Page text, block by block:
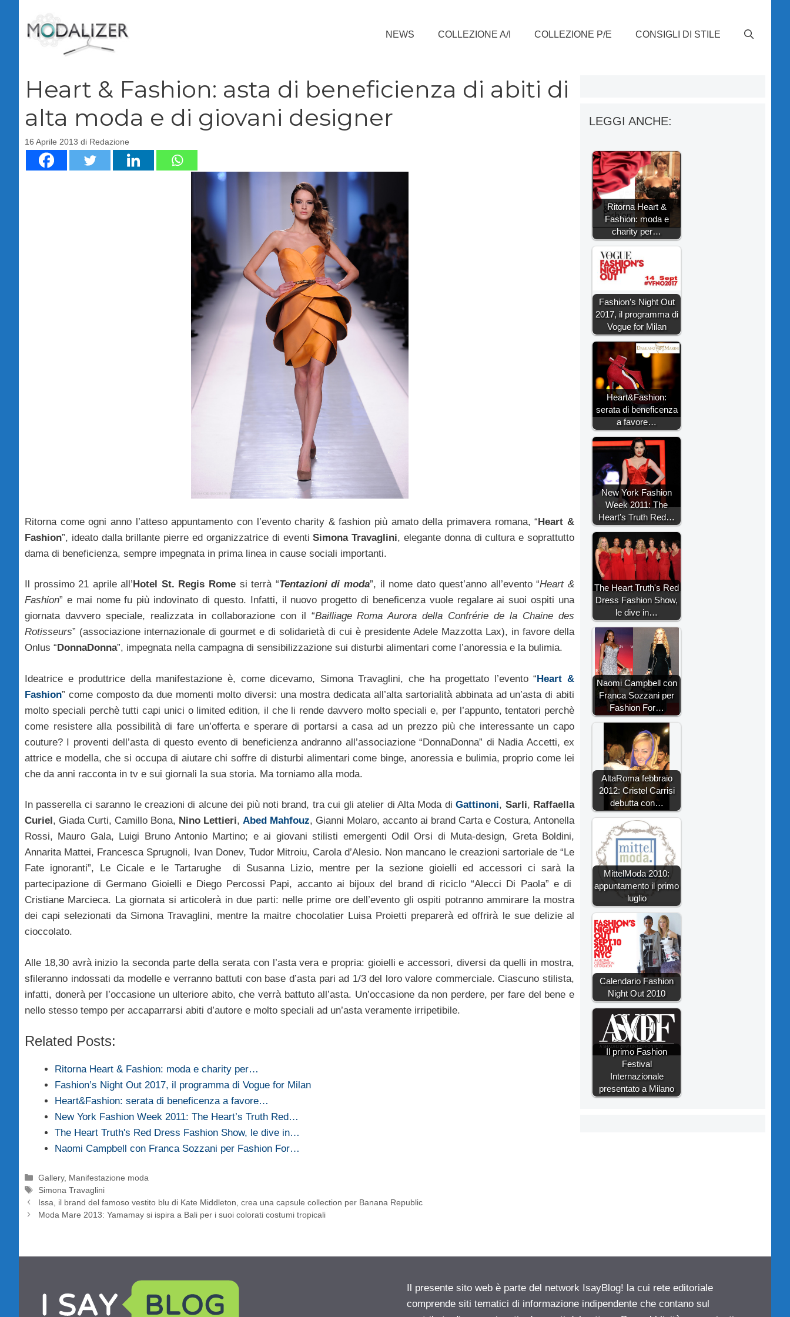
contenuto
NEWS COLLEZIONE A/I COLLEZIONE P/E CONSIGLI DI STILE
Heart & Fashion: asta di beneficienza di abiti di
alta moda e di giovani designer
16 Aprile 2013 di Redazione
Ritorna come ogni anno l’atteso appuntamento con l’evento charity & fashion più amato della primavera romana, “Heart &
Fashion”, ideato dalla brillante pierre ed organizzatrice di eventiSimona Travaglini, elegante donna di cultura e soprattutto
dama di beneficienza, sempre impegnata in prima linea in cause sociali importanti.
Il prossimo 21 aprile all’ Hotel St. Regis Rome si terrà “Tentazioni di moda”, il nome dato quest’anno all’evento “Heart &
Fashion” e mai nome fu più indovinato di questo. Infatti, il nuovo progetto di beneficenza vuole regalare ai suoi ospiti una
giornata davvero speciale, realizzata in collaborazione con il “Bailliage Roma Aurora della Confrérie de la Chaine des
Rotisseurs” (associazione internazionale di gourmet e di solidarietà di cui è presidente Adele Mazzotta Lax), in favore della
Onlus “ DonnaDonna”, impegnata nella campagna di sensibilizzazione sui disturbi alimentari come l’anoressia e la bulimia.
Ideatrice e produttrice della manifestazione è, come dicevamo, Simona Travaglini, che ha progettato l’evento “Heart &
Fashion” come composto da due momenti molto diversi: una mostra dedicata all’alta sartorialità abbinata ad un’asta di abiti
molto speciali perchè tutti capi unici o limited edition, il che li rende davvero molto speciali e, per l’appunto, tentatori perchè
come resistere alla possibilità di fare un’offerta e sperare di portarsi a casa ad un prezzo più che interessante un capo
couture? I proventi dell’asta di questo evento di beneficienza andranno all’associazione “DonnaDonna” di Nadia Accetti, ex
attrice e modella, che si occupa di aiutare chi soffre di disturbi alimentari come binge, anoressia e bulimia, proprio come lei
che da anni racconta in tv e sui giornali la sua storia. Ma torniamo alla moda.
In passerella ci saranno le creazioni di alcune dei più noti brand, tra cui gli atelier di Alta Moda diGattinoni, Sarli, Raffaella
Curiel , Giada Curti, Camillo Bona, Nino Lettieri, Abed Mahfouz, Gianni Molaro, accanto ai brand Carta e Costura, Antonella
Rossi, Mauro Gala, Luigi Bruno Antonio Martino; e ai giovani stilisti emergenti Odil Orsi di Muta-design, Greta Boldini,
Annarita Mattei, Francesca Sprugnoli, Ivan Donev, Tudor Mitroiu, Carola d’Alesio. Non mancano le creazioni sartoriale de “Le
Fate ignoranti”, Le Cicale e le Tartarughe di Susanna Lizio, mentre per la sezione gioielli ed accessori ci sarà la
partecipazione di Germano Gioielli e Diego Percossi Papi, accanto ai bijoux del brand di riciclo “Alecci Di Paola” e di
Cristiane Marcieca. La giornata si articolerà in due parti: nelle prime ore dell’evento gli ospiti potranno ammirare la mostra
dei capi selezionati da Simona Travaglini, mentre la maitre chocolatier Luisa Proietti preparerà ed offrirà le sue delizie al
cioccolato.
Alle 18,30 avrà inizio la seconda parte della serata con l’asta vera e propria: gioielli e accessori, diversi da quelli in mostra,
sfileranno indossati da modelle e verranno battuti con base d’asta pari ad 1/3 del loro valore commerciale. Ciascuno stilista,
infatti, donerà per l’occasione un ulteriore abito, che verrà battuto all’asta. Un’occasione da non perdere, per fare del bene e
nello stesso tempo per accaparrarsi abiti d’autore e molto speciali ad un’asta veramente irripetibile.
Related Posts:
Ritorna Heart & Fashion: moda e charity per…
Fashion’s Night Out 2017, il programma di Vogue for Milan
Heart&Fashion: serata di beneficenza a favore…
New York Fashion Week 2011: The Heart’s Truth Red…
The Heart Truth's Red Dress Fashion Show, le dive in…
Naomi Campbell con Franca Sozzani per Fashion For…
Categorie
Gallery, Manifestazione moda
Tag
Simona Travaglini
Issa, il brand del famoso vestito blu di Kate Middleton, crea una capsule collection per Banana Republic
Moda Mare 2013: Yamamay si ispira a Bali per i suoi colorati costumi tropicali
LEGGI ANCHE:
Ritorna Heart &
Fashion: moda e
charity per…
Fashion’s Night Out
2017, il programma di
Vogue for Milan
Heart&Fashion:
serata di beneficenza
a favore…
New York Fashion
Week 2011: The
Heart’s Truth Red…
The Heart Truth's Red
Dress Fashion Show,
le dive in…
Naomi Campbell con
Franca Sozzani per
Fashion For…
AltaRoma febbraio
2012: Cristel Carrisi
debutta con…
MittelModa 2010:
appuntamento il primo
luglio
Calendario Fashion
Night Out 2010
Il primo Fashion
Festival
Internazionale
presentato a Milano
Il presente sito web è parte del network IsayBlog! la cui rete editoriale
comprende siti tematici di informazione indipendente che contano sul